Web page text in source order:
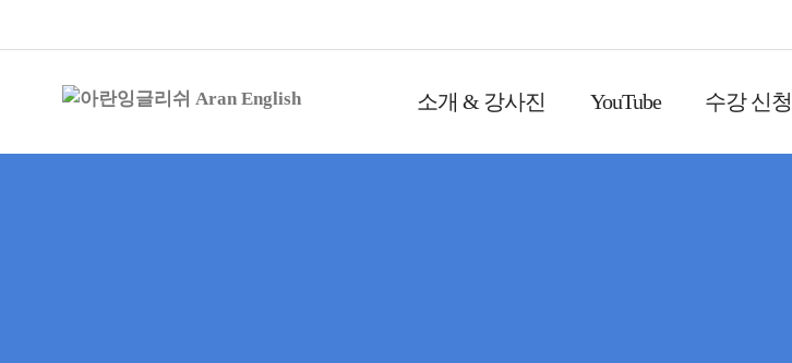
소개 & 강사진 YouTube 수강 신청